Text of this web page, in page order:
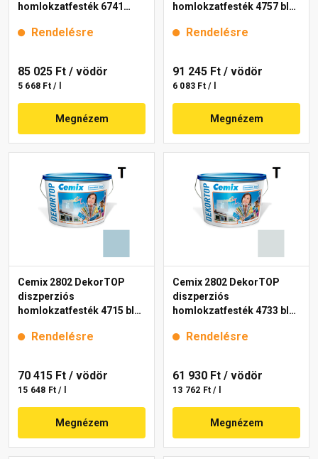
homlokzatfesték 6741
Rendelésre
85 025 Ft / vödör
5 668 Ft / l
Megnézem
homlokzatfesték 4757 blue
Rendelésre
91 245 Ft / vödör
6 083 Ft / l
Megnézem
Cemix 2802 DekorTOP
diszperziós
homlokzatfesték 4715 blue
Rendelésre
70 415 Ft / vödör
15 648 Ft / l
Megnézem
Cemix 2802 DekorTOP
diszperziós
homlokzatfesték 4733 blue
Rendelésre
61 930 Ft / vödör
13 762 Ft / l
Megnézem